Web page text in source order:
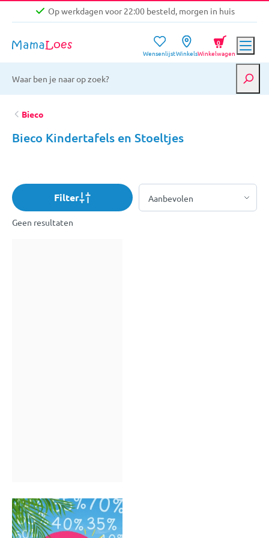
Op werkdagen voor 22:00 besteld, morgen in huis
Gratis verzending vanaf €39,-
Op werkdagen voor 22:00 besteld, morgen in huis
WensenlijstWinkelsWinkelwagen
0
Bieco
Bieco Kindertafels en Stoeltjes
Filter
Geen resultaten